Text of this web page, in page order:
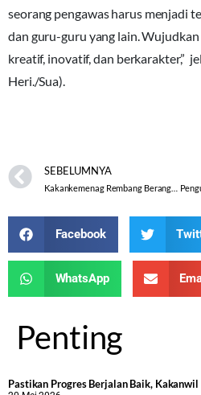
seorang pengawas harus menjadi
dan guru-guru yang lain.
kreatif, inovatif, dan berkarakter,”
Heri./Sua).
SEBELUMNYA
Facebook
WhatsApp
Penting
Pastikan Progres Berjalan Baik,